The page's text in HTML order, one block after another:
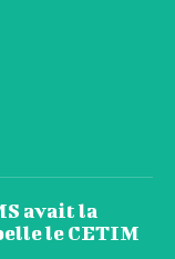
avait la
le CETIM